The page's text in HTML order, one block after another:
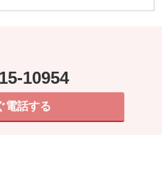
10954
電話する